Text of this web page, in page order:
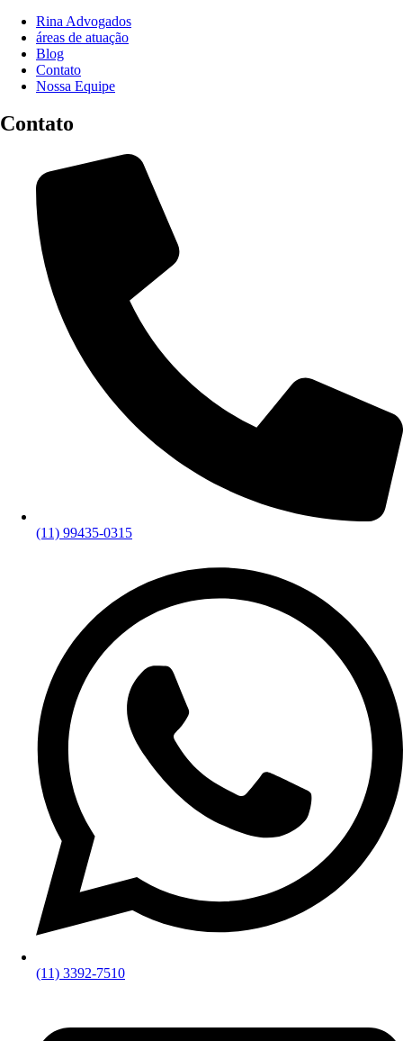
Rina Advogados
áreas de atuação
Blog
Contato
Nossa Equipe
Contato
(11) 99435-0315
(11) 3392-7510